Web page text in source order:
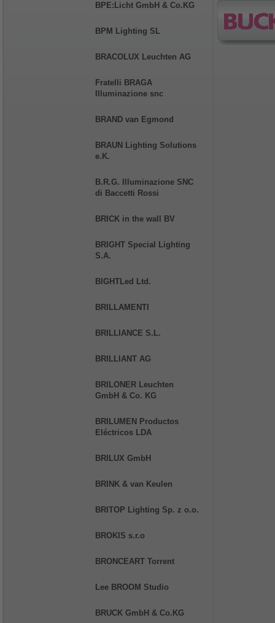
BPE:Licht GmbH & Co.KG
BPM Lighting SL
BRACOLUX Leuchten AG
Fratelli BRAGA
Illuminazione snc
BRAND van Egmond
BRAUN Lighting Solutions
e.K.
B.R.G. Illuminazione SNC
di Baccetti Rossi
BRICK in the wall BV
BRIGHT Special Lighting
S.A.
BIGHTLed Ltd.
BRILLAMENTI
BRILLIANCE S.L.
BRILLIANT AG
BRILONER Leuchten
GmbH & Co. KG
BRILUMEN Productos
Eléctricos LDA
BRILUX GmbH
BRINK & van Keulen
BRITOP Lighting Sp. z o.o.
BROKIS s.r.o
BRONCEART Torrent
Lee BROOM Studio
BRUCK GmbH & Co.KG